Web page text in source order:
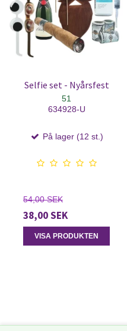
Selfie set - Nyårsfest
51
634928-U
På lager (12 st.)
54,00 SEK
38,00 SEK
VISA PRODUKTEN